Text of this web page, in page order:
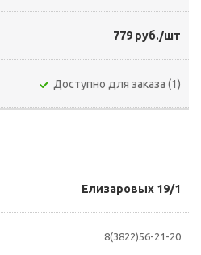
779 руб./шт
Доступно для заказа (1)
Елизаровых 19/1
8(3822)56-21-20